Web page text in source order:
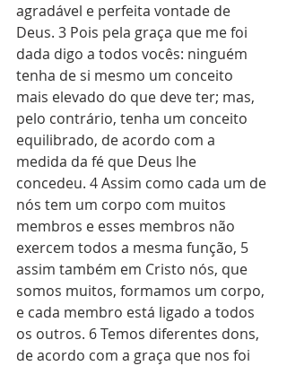
agradável e perfeita vontade de
Deus. 3 Pois pela graça que me foi
dada digo a todos vocês: ninguém
tenha de si mesmo um conceito
mais elevado do que deve ter; mas,
pelo contrário, tenha um conceito
equilibrado, de acordo com a
medida da fé que Deus lhe
concedeu. 4 Assim como cada um de
nós tem um corpo com muitos
membros e esses membros não
exercem todos a mesma função, 5
assim também em Cristo nós, que
somos muitos, formamos um corpo,
e cada membro está ligado a todos
os outros. 6 Temos diferentes dons,
de acordo com a graça que nos foi